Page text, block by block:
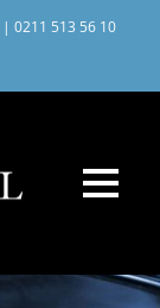
| 0211 513 56 10